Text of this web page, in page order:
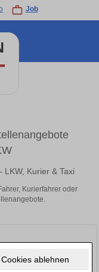
ablehnen
Job
Kurier & Taxi
Kurierfahrer oder